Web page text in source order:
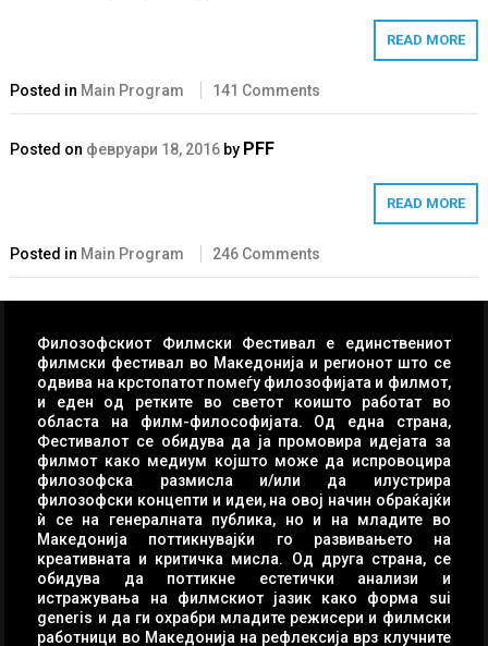
READ MORE
Posted in Main Program 141 Comments
Posted on февруари 18, 2016 by PFF
READ MORE
Posted in Main Program 246 Comments
Филозофскиот Филмски Фестивал е единствениот
филмски фестивал во Македонија и регионот што се
одвива на крстопатот помеѓу филозофијата и филмот,
и еден од ретките во светот коишто работат во
областа на филм-философијата. Од една страна,
Фестивалот се обидува да ја промовира идејата за
филмот како медиум којшто може да испровоцира
филозофска размисла и/или да илустрира
филозофски концепти и идеи, на овој начин обраќајќи
ѝ се на генералната публика, но и на младите во
Македонија поттикнувајќи го развивањето на
креативната и критичка мисла. Од друга страна, се
обидува да поттикне естетички анализи и
истражувања на филмскиот јазик како форма sui
generis и да ги охрабри младите режисери и филмски
работници во Македонија на рефлексија врз клучните